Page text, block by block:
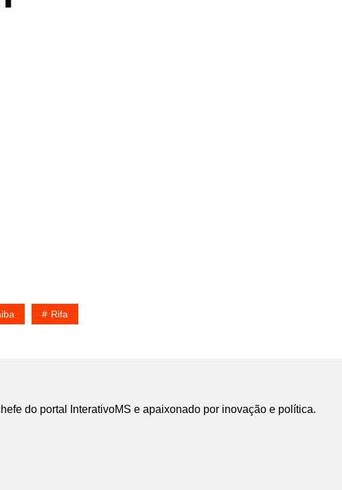
Rifa
do portal InterativoMS e apaixonado por inovação e política.